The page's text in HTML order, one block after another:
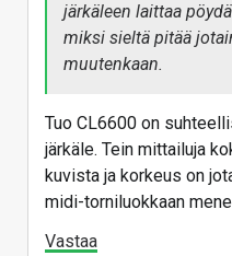
järkäleen laittaa
miksi sieltä pitää
muutenkaan.
Tuo CL6600 on
järkäle. Tein mittailuja
kuvista ja korkeus on
midi-torniluokkaan
Vastaa